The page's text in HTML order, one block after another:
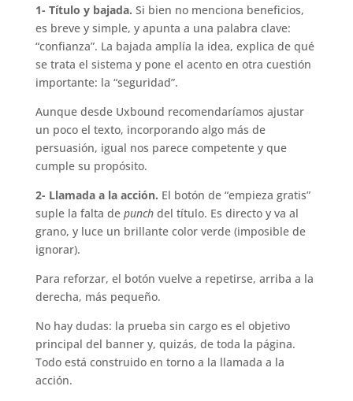
1- Título y bajada. Si bien no menciona beneficios,
es breve y simple, y apunta a una palabra clave:
“confianza”. La bajada amplía la idea, explica de qué
se trata el sistema y pone el acento en otra cuestión
importante: la “seguridad”.
Aunque desde Uxbound recomendaríamos ajustar
un poco el texto, incorporando algo más de
persuasión, igual nos parece competente y que
cumple su propósito.
2- Llamada a la acción. El botón de “empieza gratis”
suple la falta de punchdel título. Es directo y va al
grano, y luce un brillante color verde (imposible de
ignorar).
Para reforzar, el botón vuelve a repetirse, arriba a la
derecha, más pequeño.
No hay dudas: la prueba sin cargo es el objetivo
principal del banner y, quizás, de toda la página.
Todo está construido en torno a la llamada a la
acción.